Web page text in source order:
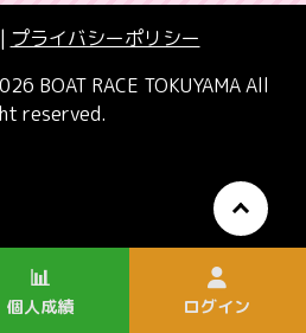
| プライバシーポリシー
BOAT RACE TOKUYAMA All
reserved.
📊
個人成績 ログイン